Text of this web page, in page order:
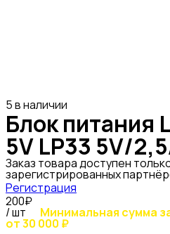
5 в наличии
Блок питания
5V LP33 5V/
Заказ товара доступен
зарегистрированных
Регистрация
200₽
/ шт Минимальная сумма
от 30 000 ₽